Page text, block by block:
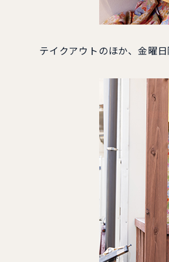
テイクアウトのほか、金曜